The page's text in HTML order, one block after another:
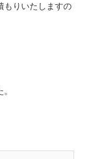
もりいたしますの